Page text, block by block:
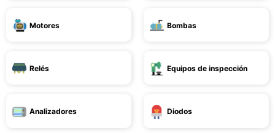
Motores Bombas
Relés Equipos de inspección
Analizadores Diodos